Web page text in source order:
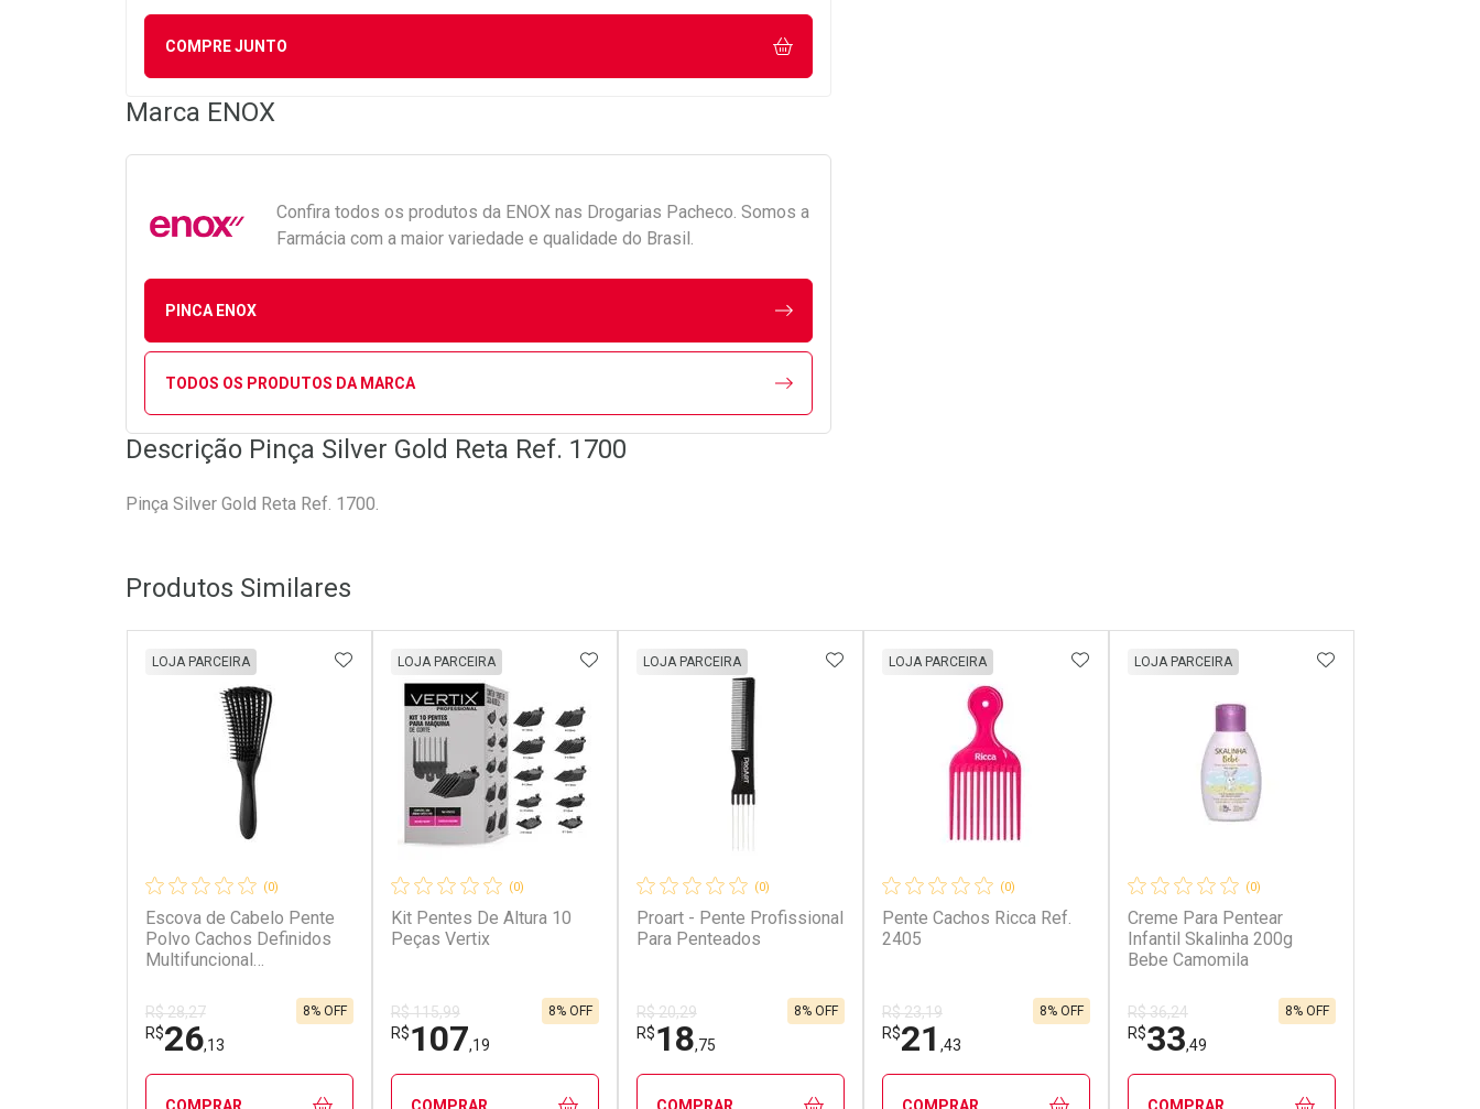
COMPRE JUNTO
Marca ENOX
Confira todos os produtos da ENOX nas Drogarias Pacheco. Somos a
Farmácia com a maior variedade e qualidade do Brasil.
PINCA ENOX
TODOS OS PRODUTOS DA MARCA
Descrição Pinça Silver Gold Reta Ref. 1700
Pinça Silver Gold Reta Ref. 1700.
Produtos Similares
(0)
Escova de Cabelo Pente
Polvo Cachos Definidos
Multifuncional
Variadas
LOJA PARCEIRA
R$ 28,27
R$26,13
8% OFF
ADICIONAR AOS FAVORITOS
COMPRAR
(0)
Kit Pentes De Altura 10
Peças Vertix
LOJA PARCEIRA
R$ 115,99
R$107,19
8% OFF
ADICIONAR AOS FAVORITOS
COMPRAR
(0)
Proart - Pente Profissional
Para Penteados
LOJA PARCEIRA
R$ 20,29
R$18,75
8% OFF
ADICIONAR AOS FAVORITOS
COMPRAR
(0)
Pente Cachos Ricca Ref.
2405
LOJA PARCEIRA
R$ 23,19
R$21 ,43
8% OFF
ADICIONAR AOS FAVORITOS
COMPRAR
(0)
Creme Para Pentear
Infantil Skalinha 200g
Bebe Camomila
LOJA PARCEIRA
R$ 36,24
R$33,49
8% OFF
ADICIONAR AOS
COMPRAR